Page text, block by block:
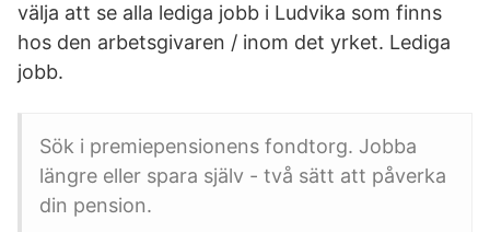
välja att se alla lediga jobb i Ludvika som finns
hos den arbetsgivaren / inom det yrket. Lediga
jobb.
Sök i premiepensionens fondtorg. Jobba
längre eller spara själv - två sätt att påverka
din pension.